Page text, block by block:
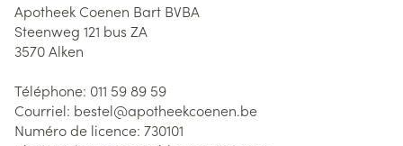
Apotheek Coenen Bart BVBA
Steenweg 121 bus ZA
3570Alken
Téléphone: 011 59 89 59
Courriel: bestel@apotheekcoenen.be
Numéro de licence: 730101